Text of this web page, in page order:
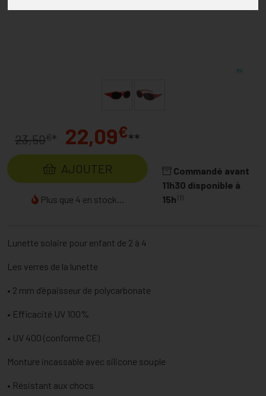
23,50€* 22,09€**
AJOUTER
Plus que 4 en stock...
Commandé avant
11h30 disponible à
15h (1)
Lunette solaire pour enfant de 2 à 4
Les verres de la lunette
• 2 mm d’épaisseur de polycarbonate
• Efficacité UV 100%
• UV 400 (conforme CE)
Monture incassable avec silicone souple
• Résistant aux chocs